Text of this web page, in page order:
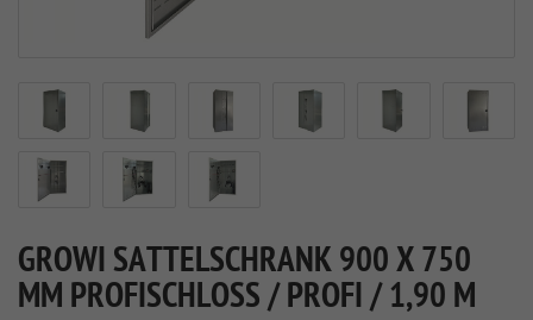
GROWI SATTELSCHRANK 900 X 750
MM PROFISCHLOSS / PROFI / 1,90 M